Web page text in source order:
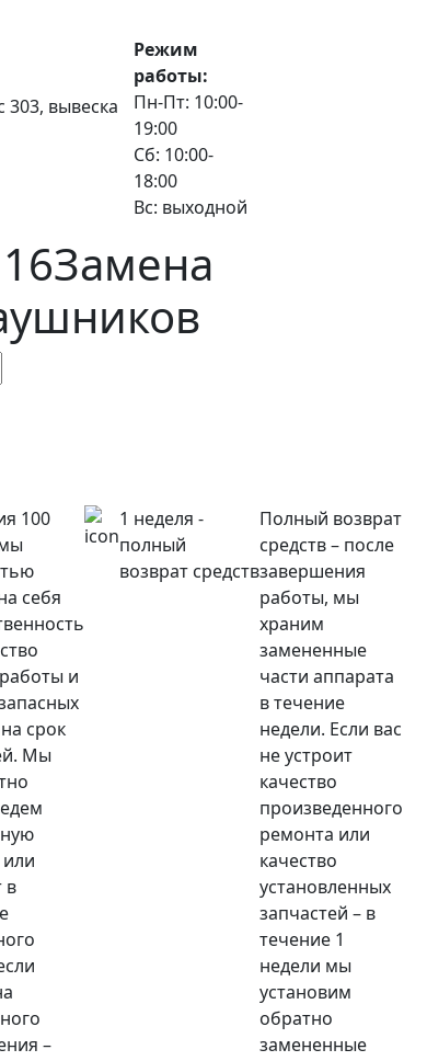
303, вывеска
Режим
работы:
Пн-Пт: 10:00-
19:00
Сб: 10:00-
18:00
Вс: выходной
Замена
100
себя
и
срок
Мы
в
–
1 неделя -
полный
возврат средств
Полный возврат
средств – после
завершения
работы, мы
храним
замененные
части аппарата
в течение
недели. Если вас
не устроит
качество
произведенного
ремонта или
качество
установленных
запчастей – в
течение 1
недели мы
установим
обратно
замененные